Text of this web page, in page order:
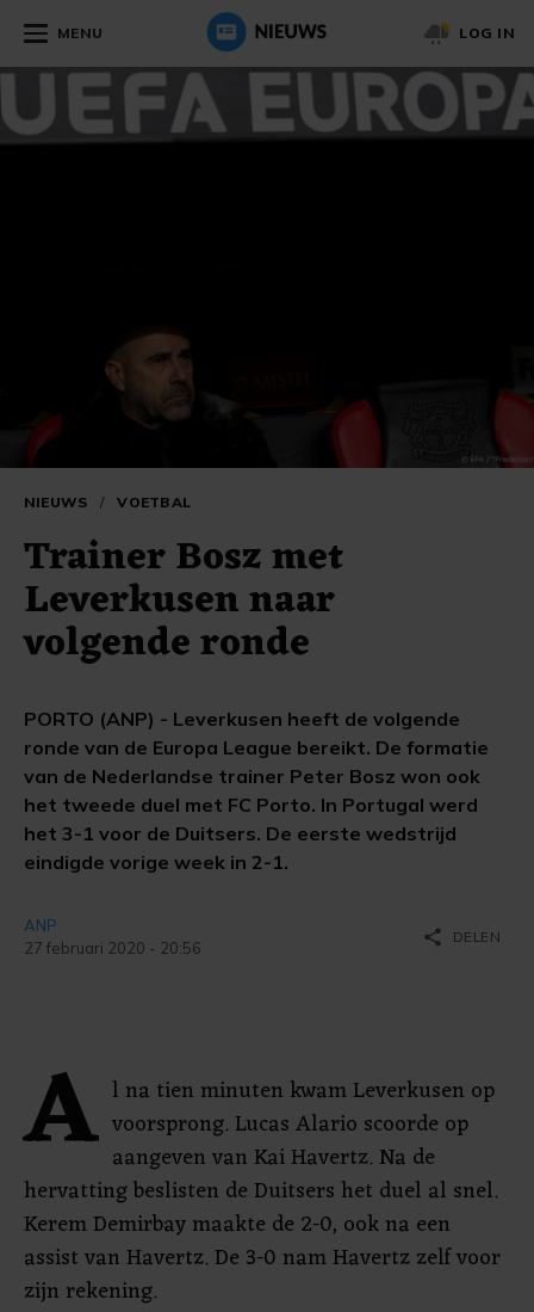
MENU LOG IN
NIEUWS / VOETBAL
Trainer Bosz met
Leverkusen naar
volgende ronde
PORTO (ANP) - Leverkusen heeft de volgende
ronde van de Europa League bereikt. De formatie
van de Nederlandse trainer Peter Bosz won ook
het tweede duel met FC Porto. In Portugal werd
het 3-1 voor de Duitsers. De eerste wedstrijd
eindigde vorige week in 2-1.
ANP
27 februari 2020 - 20:56
share DELEN
A l na tien minuten kwam Leverkusen op
voorsprong. Lucas Alario scoorde op
aangeven van Kai Havertz. Na de
hervatting beslisten de Duitsers het duel al snel.
Kerem Demirbay maakte de 2-0, ook na een
assist van Havertz. De 3-0 nam Havertz zelf voor
zijn rekening.